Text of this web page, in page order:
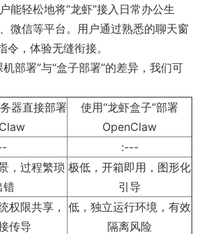
能轻松地将“龙虾”接入日常办公生
微信等平台。用户通过熟悉的聊天窗
令，体验无缝衔接。
部署”与“盒子部署”的差异，我们可
器直接部署
使用“龙虾盒子”部署
OpenClaw
:---
，过程繁琐
错
极低，开箱即用，图形化
引导
权限共享，
传导
低，独立运行环境，有效
隔离风险